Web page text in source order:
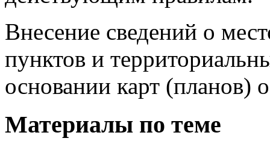
Внесение сведений о
пунктов и
основании карт (планов)
Материалы по теме